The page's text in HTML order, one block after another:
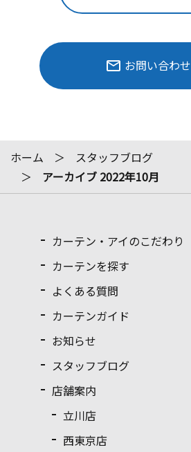
お問い合わせ
ホーム
スタッフブログ
アーカイブ 2022年10月
カーテン・アイのこだわり
カーテンを探す
よくある質問
カーテンガイド
お知らせ
スタッフブログ
店舗案内
立川店
西東京店